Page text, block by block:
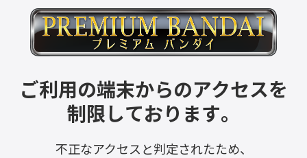
ご利用の端末からのアクセスを
制限しております。
不正なアクセスと判定されたため、